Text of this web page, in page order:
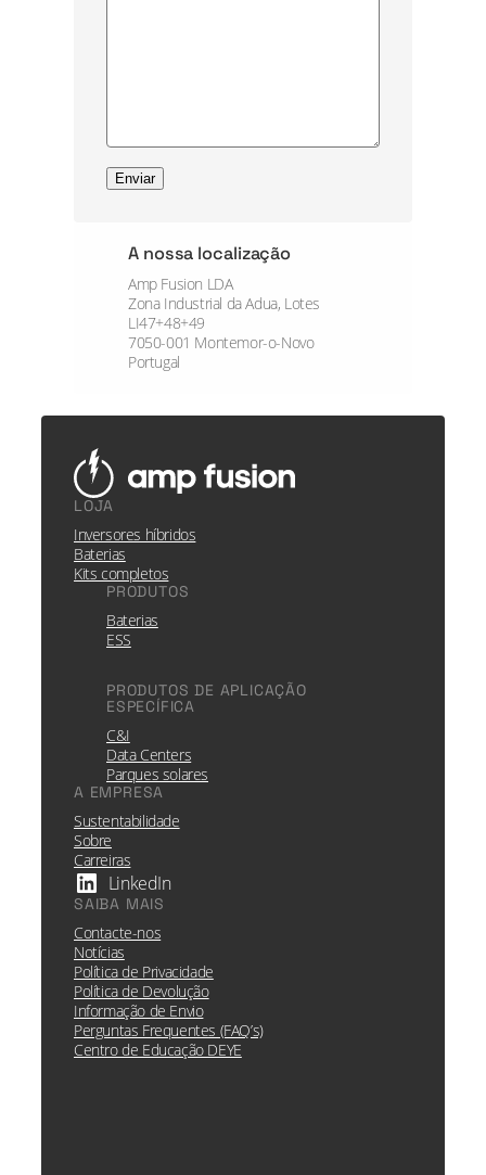
A nossa localização
Amp Fusion LDA
Zona Industrial da Adua, Lotes
LI47+48+49
7050-001 Montemor-o-Novo
Portugal
LOJA
Inversores híbridos
Baterias
Kits completos
PRODUTOS
Baterias
ESS
PRODUTOS DE APLICAÇÃO
ESPECÍFICA
C&I
Data Centers
Parques solares
A EMPRESA
Sustentabilidade
Sobre
Carreiras
LinkedIn
SAIBA MAIS
Contacte-nos
Notícias
Política de Privacidade
Política de Devolução
Informação de Envio
Perguntas Frequentes (FAQ’s)
Centro de Educação DEYE